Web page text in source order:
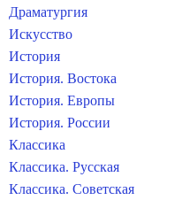
Драматургия
Искусство
История
История. Востока
История. Европы
История. России
Классика
Классика. Русская
Классика. Советская